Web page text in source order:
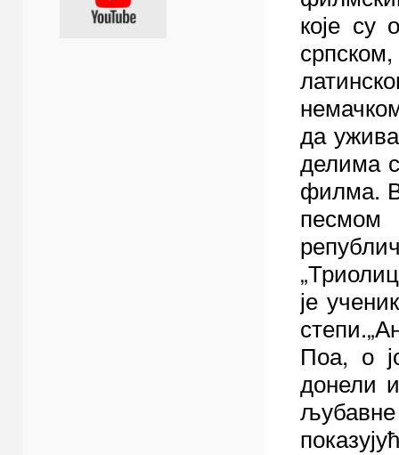
које су
да
делима
филма.
је
степи.
Поа, о
донели